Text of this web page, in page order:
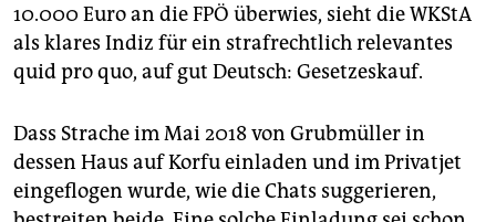
10.000 Euro an die FPÖ überwies, sieht die WKStA
als klares Indiz für ein strafrechtlich relevantes
quid pro quo, auf gut Deutsch: Gesetzeskauf.
Dass Strache im Mai 2018 von Grubmüller in
dessen Haus auf Korfu einladen und im Privatjet
eingeflogen wurde, wie die Chats suggerieren,